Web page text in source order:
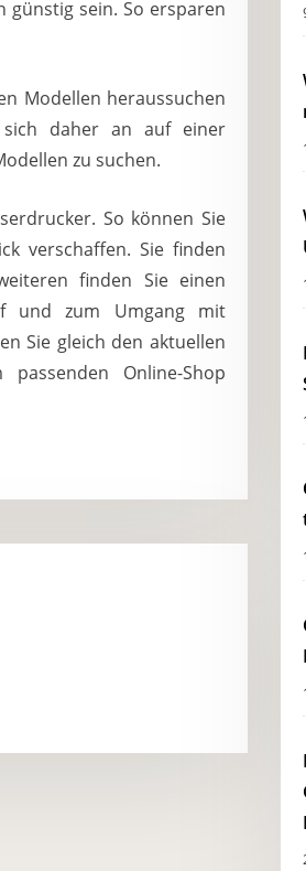
günstig sein. So ersparen
Modellen heraussuchen
daher an auf einer
zu suchen.
So können Sie
verschaffen. Sie finden
finden Sie einen
und zum Umgang mit
Sie gleich den aktuellen
Online-Shop